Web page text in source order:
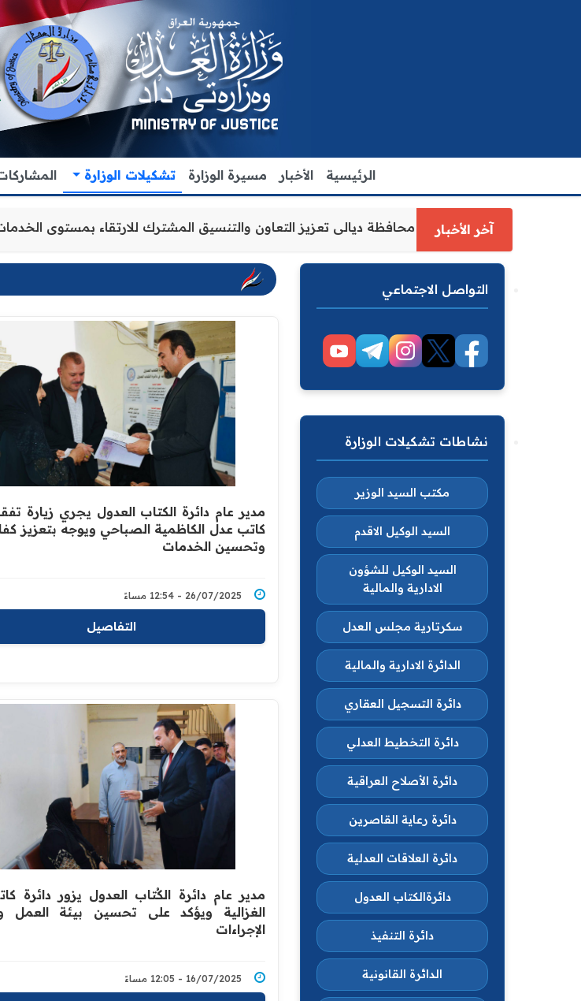
الرئيسية الأخبار مسيرة الوزارة تشكيلات الوزارة
آخر الأخبار
وزارة العدل الاقدم يبحث مع رئيس مجلس محافظة ديالى تعزيز التعاون والتنسيق المشترك للارتقاء
مدير عام دائرة الكتاب العدول يجري زيارة
كاتب عدل الكاظمية الصباحي ويوجه بتعزيز
وتحسين الخدمات
26/07/2025 - 12:54 مساءً
التفاصيل
مدير عام دائرة الكُتاب العدول يزور دائرة
الغزالية ويؤكد على تحسين بيئة العمل
الإجراءات
16/07/2025 - 12:05 مساءً
التواصل الاجتماعي
نشاطات تشكيلات الوزارة
مكتب السيد الوزير
السيد الوكيل الاقدم
السيد الوكيل للشؤون
الادارية والمالية
سكرتارية مجلس العدل
الدائرة الادارية والمالية
دائرة التسجيل العقاري
دائرة التخطيط العدلي
دائرة الأصلاح العراقية
دائرة رعاية القاصرين
دائرة العلاقات العدلية
دائرةالكتاب العدول
دائرة التنفيذ
الدائرة القانونية